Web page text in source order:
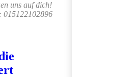
uns auf dich!
015122102896